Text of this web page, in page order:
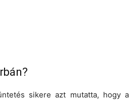
sikere azt mutatta, hogy a